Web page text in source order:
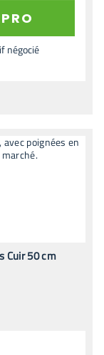
négocié
Cuir 50 cm